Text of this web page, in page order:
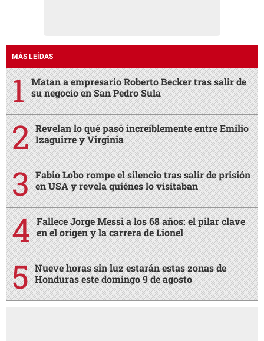
MÁS LEÍDAS
Matan a empresario Roberto Becker tras salir de
su negocio en San Pedro Sula
Revelan lo qué pasó increíblemente entre Emilio
Izaguirre y Virginia
Fabio Lobo rompe el silencio tras salir de prisión
en USA y revela quiénes lo visitaban
Fallece Jorge Messi a los 68 años: el pilar clave
en el origen y la carrera de Lionel
Nueve horas sin luz estarán estas zonas de
Honduras este domingo 9 de agosto